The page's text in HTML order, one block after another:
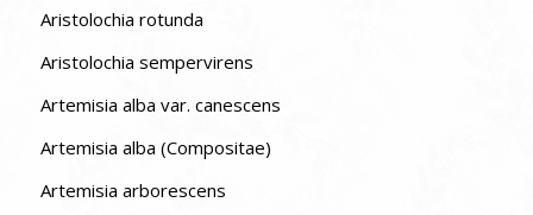
Aristolochia rotunda
Aristolochia sempervirens
Artemisia alba var. canescens
Artemisia alba (Compositae)
Artemisia arborescens